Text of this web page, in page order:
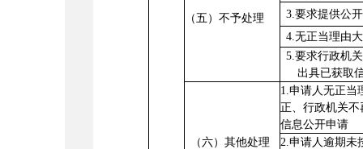
（五）不予处理
3.要求提供公
4.无正当理由
5.要求行政机
出具已获取
（六）其他处理
1.申请人无正当
正、行政机关
信息公开申请
2.申请人逾期未